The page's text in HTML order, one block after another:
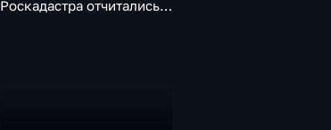
Роскадастра отчитались